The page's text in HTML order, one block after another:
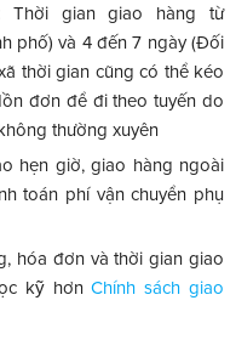
Thời gian giao hàng từ
phố) và 4 đến 7 ngày (Đối
thời gian cũng có thể kéo
đơn để đi theo tuyến do
thường xuyên
hẹn giờ, giao hàng ngoài
toán phí vận chuyển phụ
hóa đơn và thời gian giao
kỹ hơnChính sách giao